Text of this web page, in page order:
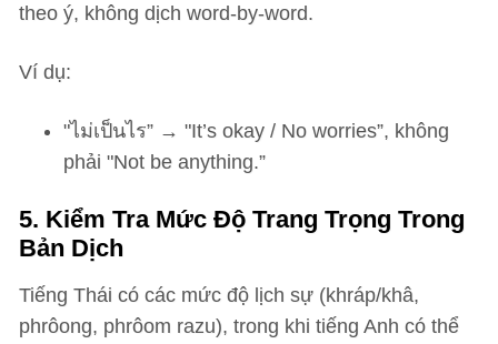
theo ý, không dịch word-by-word.
Ví dụ:
"ไม่เป็นไร” → "It’s okay / No worries”, không
phải "Not be anything.”
5. Kiểm Tra Mức Độ Trang Trọng Trong
Bản Dịch
Tiếng Thái có các mức độ lịch sự (khráp/khâ,
phrôong, phrôom razu), trong khi tiếng Anh có thể